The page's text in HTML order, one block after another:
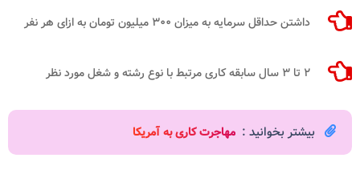
داشتن حداقل سرمایه به میزان ۳۰۰ میلیون تومان به ازای هر نفر
۲ تا ۳ سال سابقه کاری مرتبط با نوع رشته و شغل مورد نظر
بیشتر بخوانید : مهاجرت کاری به آمریکا